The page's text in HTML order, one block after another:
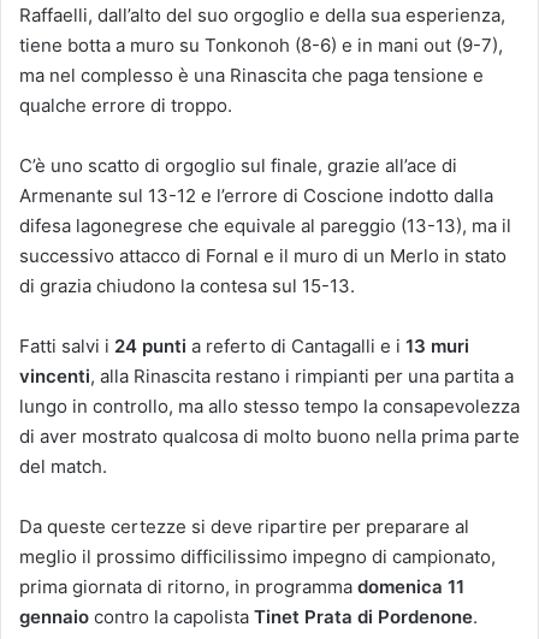
Raffaelli, dall’alto del suo orgoglio e della sua esperienza,
tiene botta a muro su Tonkonoh (8-6) e in mani out (9-7),
ma nel complesso è una Rinascita che paga tensione e
qualche errore di troppo.
C’è uno scatto di orgoglio sul finale, grazie all’ace di
Armenante sul 13-12 e l’errore di Coscione indotto dalla
difesa lagonegrese che equivale al pareggio (13-13), ma il
successivo attacco di Fornal e il muro di un Merlo in stato
di grazia chiudono la contesa sul 15-13.
Fatti salvi i 24 punti a referto di Cantagalli e i 13 muri
vincenti, alla Rinascita restano i rimpianti per una partita a
lungo in controllo, ma allo stesso tempo la consapevolezza
di aver mostrato qualcosa di molto buono nella prima parte
del match.
Da queste certezze si deve ripartire per preparare al
meglio il prossimo difficilissimo impegno di campionato,
prima giornata di ritorno, in programma domenica 11
gennaio contro la capolista Tinet Prata di Pordenone.